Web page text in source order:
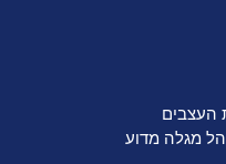
העצבים
מגלה מדוע